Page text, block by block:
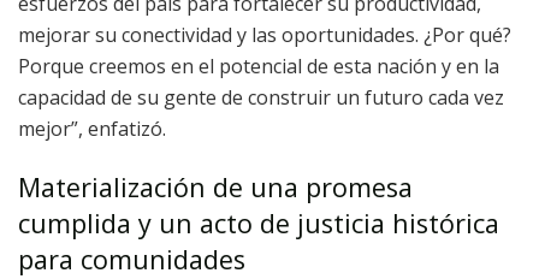
mejorar su conectividad y las oportunidades. ¿Por qué?
Porque creemos en el potencial de esta nación y en la
capacidad de su gente de construir un futuro cada vez
mejor”, enfatizó.
Materialización de una promesa
cumplida y un acto de justicia histórica
para comunidades